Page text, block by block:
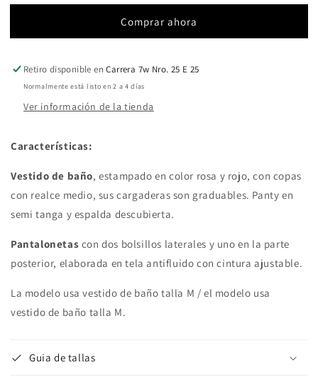
FUCSIA
FUCSIA
Comprar ahora
Retiro disponible enCarrera 7w Nro. 25 E 25
Normalmente está listo en 2 a 4 días
Ver información de la tienda
Características:
Vestido de baño, estampado en color rosa y rojo, con copas
con realce medio, sus cargaderas son graduables. Panty en
semi tanga y espalda descubierta.
Pantalonetas con dos bolsillos laterales y uno en la parte
posterior, elaborada en tela antifluido con cintura ajustable.
La modelo usa vestido de baño talla M / el modelo usa
vestido de baño talla M.
Guia de tallas